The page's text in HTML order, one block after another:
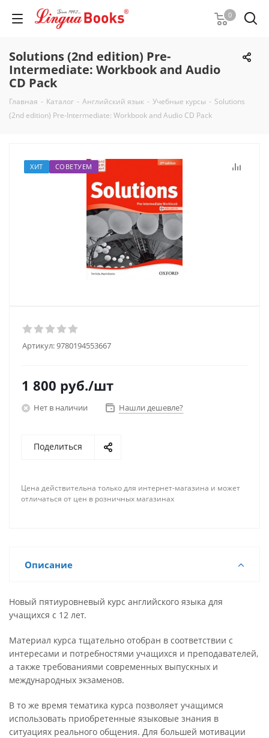
0
Solutions (2nd edition) Pre-
Intermediate: Workbook and Audio
CD Pack
Главная - Каталог - Английский язык - Учебные курсы - Solutions
(2nd edition) Pre-Intermediate: Workbook and Audio CD Pack
ХИТ СОВЕТУЕМ
Артикул:9780194553667
1 800 руб./шт
Нет в наличии Нашли дешевле?
Поделиться
Цена действительна только для интернет-магазина и может
отличаться от цен в розничных магазинах
Описание
Новый пятиуровневый курс английского языка для
учащихся с 12 лет.
Материал курса тщательно отобран в соответствии с
интересами и потребностями учащихся и преподавателей,
а также требованиями современных выпускных и
международных экзаменов.
В то же время тематика курса позволяет учащимся
использовать приобретенные языковые знания в
ситуациях реального общения. Для большей мотивации